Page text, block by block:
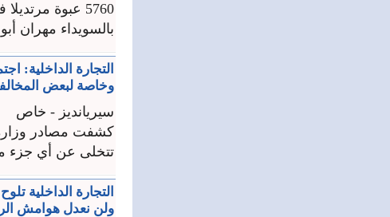
بالسويداء مهران
التجارة الداخلية:
وخاصة لبعض
سيريانديز - خاص
كشفت مصادر وزارة
تتخلى عن أي جزء
التجارة الداخلية
ولن نعدل هوامش